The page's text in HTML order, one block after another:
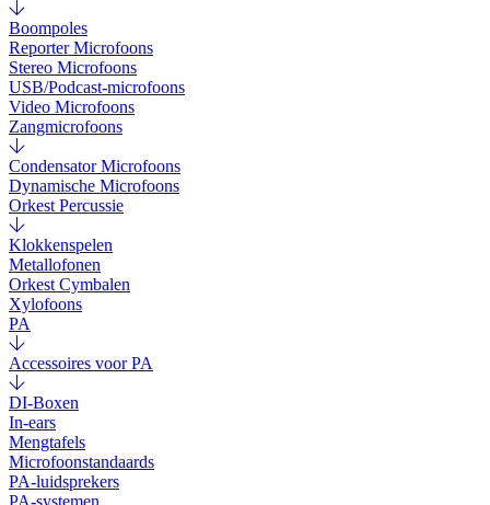
Boompoles
Reporter Microfoons
Stereo Microfoons
USB/Podcast-microfoons
Video Microfoons
Zangmicrofoons
Condensator Microfoons
Dynamische Microfoons
Orkest Percussie
Klokkenspelen
Metallofonen
Orkest Cymbalen
Xylofoons
PA
Accessoires voor PA
DI-Boxen
In-ears
Mengtafels
Microfoonstandaards
PA-luidsprekers